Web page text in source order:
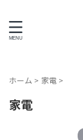
ホーム > 家電 >
家電